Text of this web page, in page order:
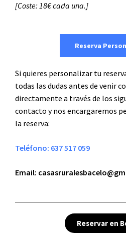
[Coste: 18€ cada una.]
Reserva
Si quieres personalizar tu
todas las dudas antes de venir
directamente a través de los
contacto y nos encargaremos
la reserva:
Teléfono: 637 517 059
Email:
Reservar en